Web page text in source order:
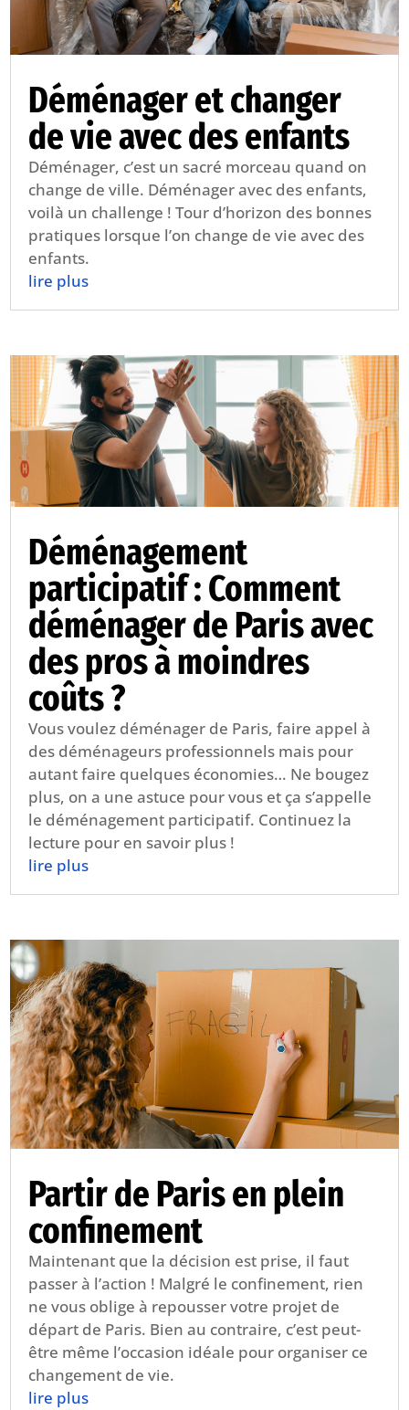
Déménager et changer
de vie avec des enfants
Déménager, c’est un sacré morceau quand on
change de ville. Déménager avec des enfants,
voilà un challenge ! Tour d’horizon des bonnes
pratiques lorsque l’on change de vie avec des
enfants.
lire plus
Déménagement
participatif : Comment
déménager de Paris avec
des pros à moindres
coûts ?
Vous voulez déménager de Paris, faire appel à
des déménageurs professionnels mais pour
autant faire quelques économies… Ne bougez
plus, on a une astuce pour vous et ça s’appelle
le déménagement participatif. Continuez la
lecture pour en savoir plus !
lire plus
Partir de Paris en plein
confinement
Maintenant que la décision est prise, il faut
passer à l’action ! Malgré le confinement, rien
ne vous oblige à repousser votre projet de
départ de Paris. Bien au contraire, c’est peut-
être même l’occasion idéale pour organiser ce
changement de vie.
lire plus